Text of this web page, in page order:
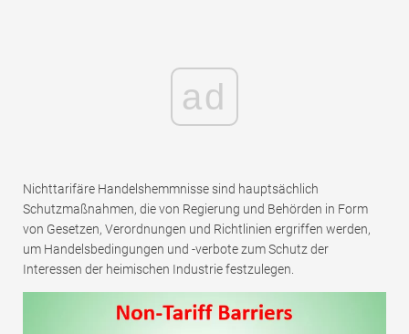
ad
Nichttarifäre Handelshemmnisse sind hauptsächlich
Schutzmaßnahmen, die von Regierung und Behörden in Form
von Gesetzen, Verordnungen und Richtlinien ergriffen werden,
um Handelsbedingungen und -verbote zum Schutz der
Interessen der heimischen Industrie festzulegen.